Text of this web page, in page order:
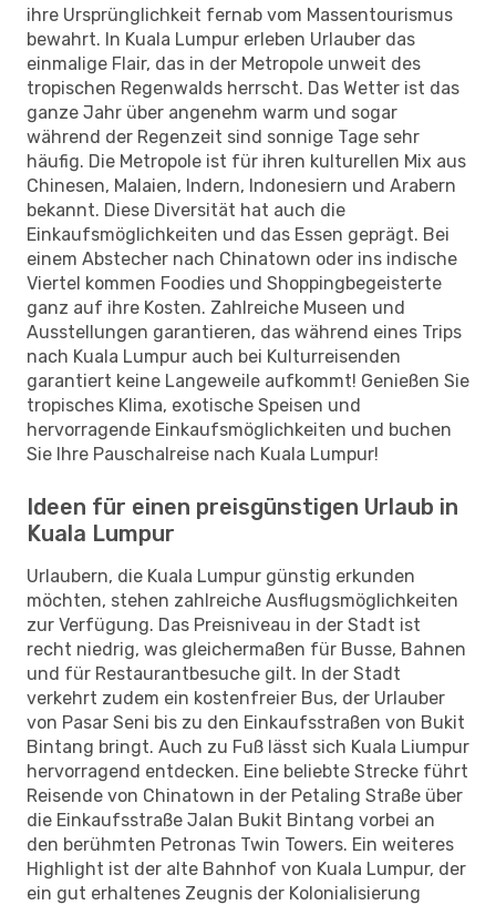
ihre Ursprünglichkeit fernab vom Massentourismus
bewahrt. In Kuala Lumpur erleben Urlauber das
einmalige Flair, das in der Metropole unweit des
tropischen Regenwalds herrscht. Das Wetter ist das
ganze Jahr über angenehm warm und sogar
während der Regenzeit sind sonnige Tage sehr
häufig. Die Metropole ist für ihren kulturellen Mix aus
Chinesen, Malaien, Indern, Indonesiern und Arabern
bekannt. Diese Diversität hat auch die
Einkaufsmöglichkeiten und das Essen geprägt. Bei
einem Abstecher nach Chinatown oder ins indische
Viertel kommen Foodies und Shoppingbegeisterte
ganz auf ihre Kosten. Zahlreiche Museen und
Ausstellungen garantieren, das während eines Trips
nach Kuala Lumpur auch bei Kulturreisenden
garantiert keine Langeweile aufkommt! Genießen Sie
tropisches Klima, exotische Speisen und
hervorragende Einkaufsmöglichkeiten und buchen
Sie Ihre Pauschalreise nach Kuala Lumpur!
Ideen für einen preisgünstigen Urlaub in
Kuala Lumpur
Urlaubern, die Kuala Lumpur günstig erkunden
möchten, stehen zahlreiche Ausflugsmöglichkeiten
zur Verfügung. Das Preisniveau in der Stadt ist
recht niedrig, was gleichermaßen für Busse, Bahnen
und für Restaurantbesuche gilt. In der Stadt
verkehrt zudem ein kostenfreier Bus, der Urlauber
von Pasar Seni bis zu den Einkaufsstraßen von Bukit
Bintang bringt. Auch zu Fuß lässt sich Kuala Liumpur
hervorragend entdecken. Eine beliebte Strecke führt
Reisende von Chinatown in der Petaling Straße über
die Einkaufsstraße Jalan Bukit Bintang vorbei an
den berühmten Petronas Twin Towers. Ein weiteres
Highlight ist der alte Bahnhof von Kuala Lumpur, der
ein gut erhaltenes Zeugnis der Kolonialisierung